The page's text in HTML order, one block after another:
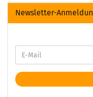
Newsletter-